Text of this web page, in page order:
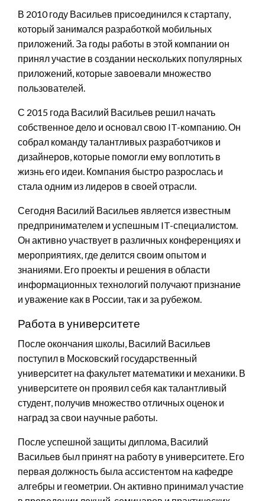
В 2010 году Васильев присоединился к стартапу,
который занимался разработкой мобильных
приложений. За годы работы в этой компании он
принял участие в создании нескольких популярных
приложений, которые завоевали множество
пользователей.
С 2015 года Василий Васильев решил начать
собственное дело и основал свою IT-компанию. Он
собрал команду талантливых разработчиков и
дизайнеров, которые помогли ему воплотить в
жизнь его идеи. Компания быстро разрослась и
стала одним из лидеров в своей отрасли.
Сегодня Василий Васильев является известным
предпринимателем и успешным IT-специалистом.
Он активно участвует в различных конференциях и
мероприятиях, где делится своим опытом и
знаниями. Его проекты и решения в области
информационных технологий получают признание
и уважение как в России, так и за рубежом.
Работа в университете
После окончания школы, Василий Васильев
поступил в Московский государственный
университет на факультет математики и механики. В
университете он проявил себя как талантливый
студент, получив множество отличных оценок и
наград за свои научные работы.
После успешной защиты диплома, Василий
Васильев был принят на работу в университете. Его
первая должность была ассистентом на кафедре
алгебры и геометрии. Он активно принимал участие